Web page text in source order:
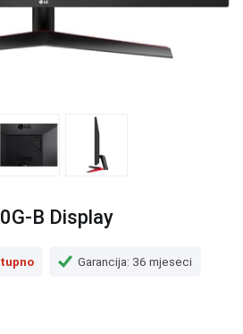
B Display
Garancija: 36 mjeseci